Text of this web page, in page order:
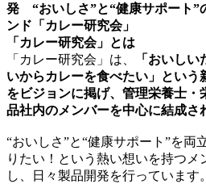
発 “おいしさ”と“健康サポート”
ンド「カレー研究会」
「カレー研究会」とは
「カレー研究会」は、
「おいし
いからカレーを食べたい」という
をビジョンに掲げ、管理栄養士・
品社内のメンバーを中心に結成さ
“おいしさ”と“健康サポート”を両
りたい！という熱い想いを持つ
し、日々製品開発を行っています